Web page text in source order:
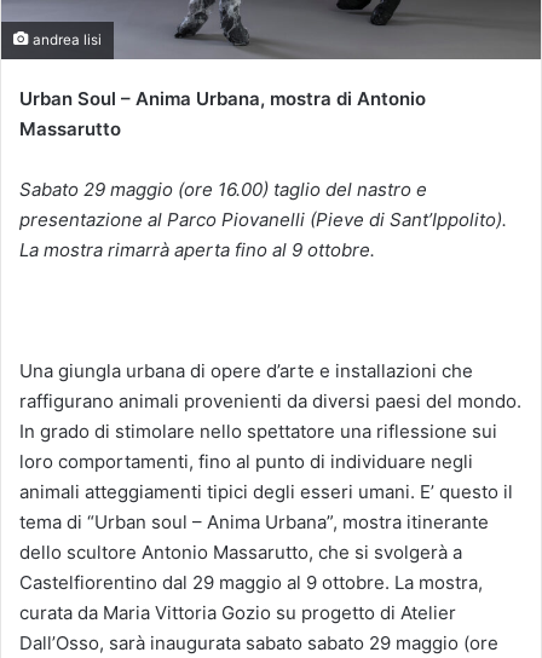
andrea lisi
Urban Soul – Anima Urbana, mostra di Antonio
Massarutto
Sabato 29 maggio (ore 16.00) taglio del nastro e
presentazione al Parco Piovanelli (Pieve di Sant’Ippolito).
La mostra rimarrà aperta fino al 9 ottobre.
Una giungla urbana di opere d’arte e installazioni che
raffigurano animali provenienti da diversi paesi del mondo.
In grado di stimolare nello spettatore una riflessione sui
loro comportamenti, fino al punto di individuare negli
animali atteggiamenti tipici degli esseri umani. E’ questo il
tema di “Urban soul – Anima Urbana”, mostra itinerante
dello scultore Antonio Massarutto, che si svolgerà a
Castelfiorentino dal 29 maggio al 9 ottobre. La mostra,
curata da Maria Vittoria Gozio su progetto di Atelier
Dall’Osso, sarà inaugurata sabato sabato 29 maggio (ore